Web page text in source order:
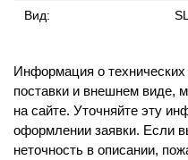
Вид: SL
Информация о технических
поставки и внешнем виде,
на сайте. Уточняйте эту
оформлении заявки. Если
неточность в описании,